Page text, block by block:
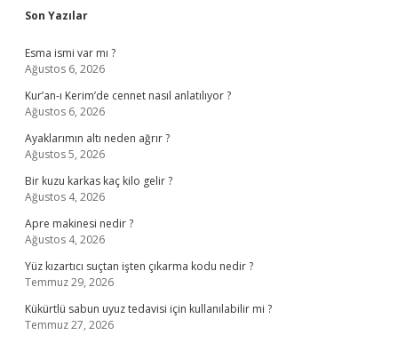
Sidebar
Son Yazılar
Esma ismi var mı ?
Ağustos 6, 2026
Kur’an-ı Kerim’de cennet nasıl anlatılıyor ?
Ağustos 6, 2026
Ayaklarımın altı neden ağrır ?
Ağustos 5, 2026
Bir kuzu karkas kaç kilo gelir ?
Ağustos 4, 2026
Apre makinesi nedir ?
Ağustos 4, 2026
Yüz kızartıcı suçtan işten çıkarma kodu nedir ?
Temmuz 29, 2026
Kükürtlü sabun uyuz tedavisi için kullanılabilir mi ?
Temmuz 27, 2026